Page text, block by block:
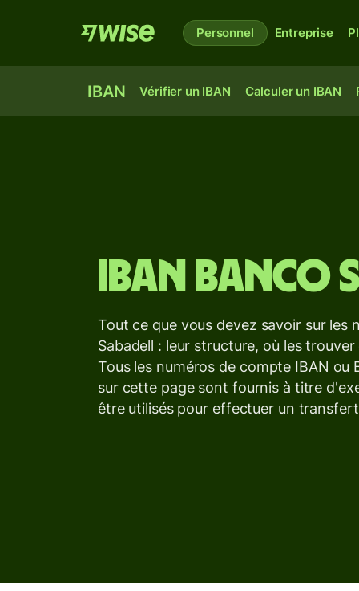
Personnel Entreprise
IBAN Vérifier un IBAN Calculer un IBAN
IBAN Banco
Tout ce que vous devez savoir sur les
Sabadell : leur structure, où les
Tous les numéros de compte IBAN ou
sur cette page sont fournis à titre
être utilisés pour effectuer un